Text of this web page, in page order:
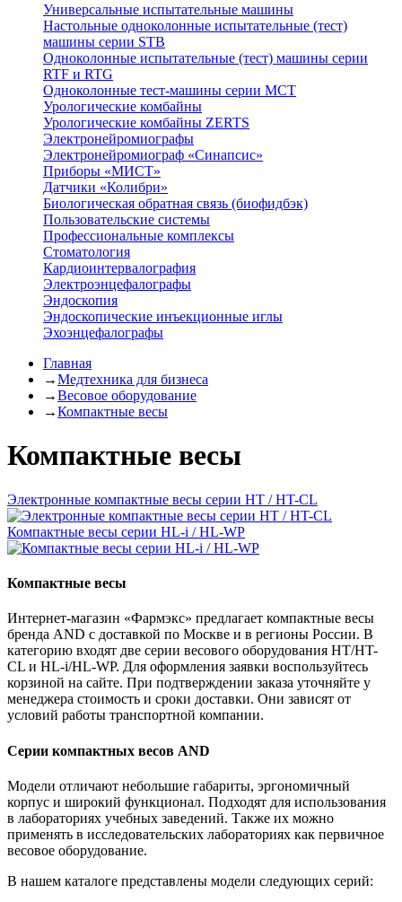
Универсальные испытательные машины
Настольные одноколонные испытательные (тест)
машины серии STB
Одноколонные испытательные (тест) машины серии
RTF и RTG
Одноколонные тест-машины серии MCT
Урологические комбайны
Урологические комбайны ZERTS
Электронейромиографы
Электронейромиограф «Синапсис»
Приборы «МИСТ»
Датчики «Колибри»
Биологическая обратная связь (биофидбэк)
Пользовательские системы
Профессиональные комплексы
Стоматология
Кардиоинтервалография
Электроэнцефалографы
Эндоскопия
Эндоскопические инъекционные иглы
Эхоэнцефалографы
Главная
→Медтехника для бизнеса
→Весовое оборудование
→Компактные весы
Компактные весы
Электронные компактные весы серии HT / HT-CL
Компактные весы серии HL-i / HL-WP
Компактные весы
Интернет-магазин «Фармэкс» предлагает компактные весы
бренда AND с доставкой по Москве и в регионы России. В
категорию входят две серии весового оборудования HT/HT-
CL и HL-i/HL-WP. Для оформления заявки воспользуйтесь
корзиной на сайте. При подтверждении заказа уточняйте у
менеджера стоимость и сроки доставки. Они зависят от
условий работы транспортной компании.
Серии компактных весов AND
Модели отличают небольшие габариты, эргономичный
корпус и широкий функционал. Подходят для использования
в лабораториях учебных заведений. Также их можно
применять в исследовательских лабораториях как первичное
весовое оборудование.
В нашем каталоге представлены модели следующих серий: